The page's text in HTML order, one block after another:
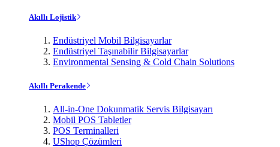
Akıllı Lojistik
Endüstriyel Mobil Bilgisayarlar
Endüstriyel Taşınabilir Bilgisayarlar
Environmental Sensing & Cold Chain Solutions
Akıllı Perakende
All-in-One Dokunmatik Servis Bilgisayarı
Mobil POS Tabletler
POS Terminalleri
UShop Çözümleri